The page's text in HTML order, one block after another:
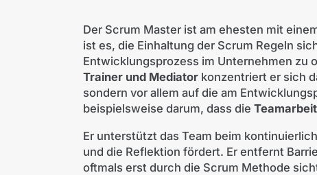
Der Scrum Master ist am ehesten mit
ist es, die Einhaltung der Scrum Regeln
Entwicklungsprozess im Unternehmen zu
Trainer und Mediatorkonzentriert er sich
sondern vor allem auf die am
beispielsweise darum, dass die
Er unterstützt das Team beim
und die Reflektion fördert. Er entfernt
oftmals erst durch die Scrum Methode